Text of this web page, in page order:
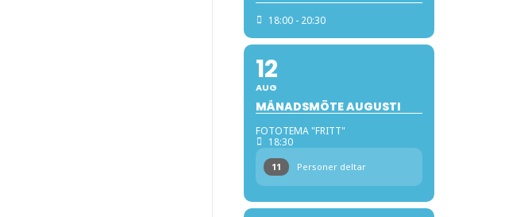
18:00 - 20:30
12
AUG
MÅNADSMÖTE AUGUSTI
FOTOTEMA "FRITT"
18:30
11 Personer deltar